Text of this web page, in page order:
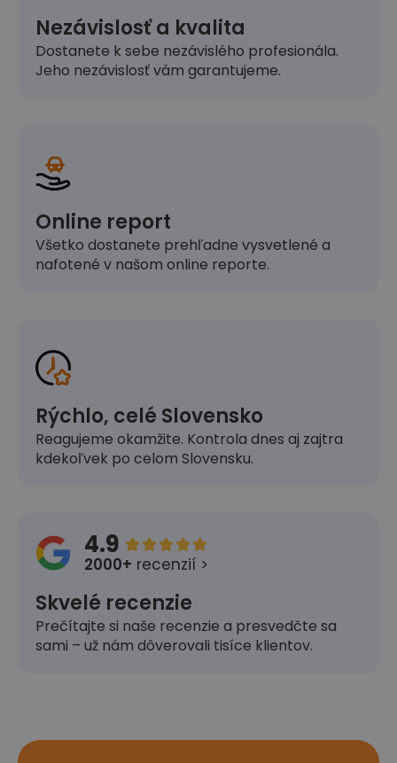
Nezávislosť a kvalita
Dostanete k sebe nezávislého profesionála.
Jeho nezávislosť vám garantujeme.
Online report
Všetko dostanete prehľadne vysvetlené a
nafotené v našom online reporte.
Rýchlo, celé Slovensko
Reagujeme okamžite. Kontrola dnes aj zajtra
kdekoľvek po celom Slovensku.
4.9 
2000+ recenzií >
Skvelé recenzie
Prečítajte si naše recenzie a presvedčte sa
sami – už nám dôverovali tisíce klientov.